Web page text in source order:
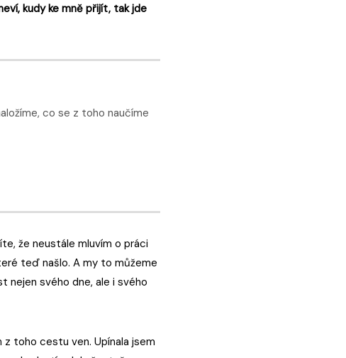
kudy ke mně přijít, tak jde
co se z toho naučíme
že neustále mluvím o práci
teď našlo. A my to můžeme
nejen svého dne, ale i svého
z toho cestu ven. Upínala jsem